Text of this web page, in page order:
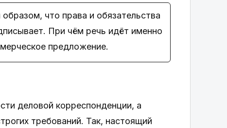
что права и обязательства
При чём речь идёт именно
предложение.
деловой корреспонденции, а
требований. Так, настоящий